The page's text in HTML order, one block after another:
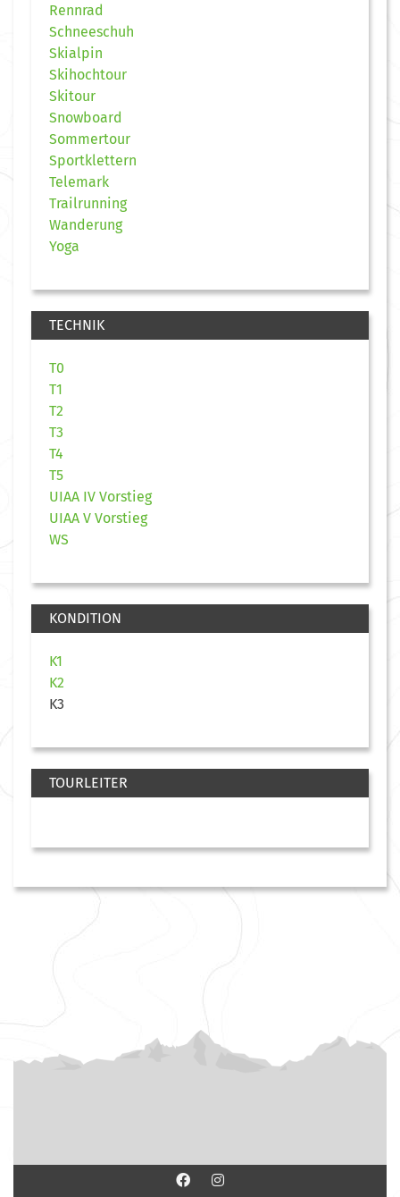
Rennrad
Schneeschuh
Skialpin
Skihochtour
Skitour
Snowboard
Sommertour
Sportklettern
Telemark
Trailrunning
Wanderung
Yoga
TECHNIK
T0
T1
T2
T3
T4
T5
UIAA IV Vorstieg
UIAA V Vorstieg
WS
KONDITION
K1
K2
K3
TOURLEITER